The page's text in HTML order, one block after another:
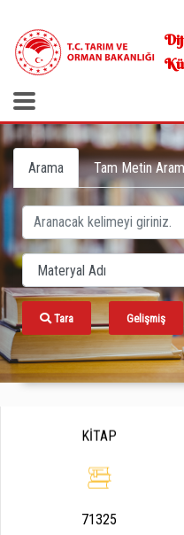
Arama Tam Metin
Tara Gelişmiş
KİTAP
71325